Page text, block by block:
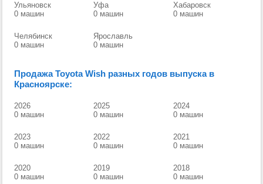
Ульяновск
0 машин
Уфа
0 машин
Хабаровск
0 машин
Челябинск
0 машин
Ярославль
0 машин
Продажа Toyota Wish разных годов выпуска в
Красноярске:
2026
0 машин
2025
0 машин
2024
0 машин
2023
0 машин
2022
0 машин
2021
0 машин
2020
0 машин
2019
0 машин
2018
0 машин